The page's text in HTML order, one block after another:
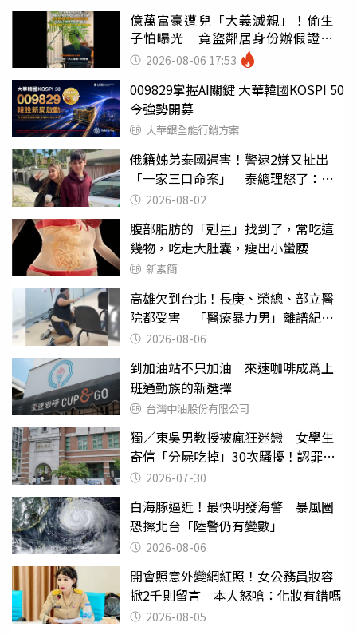
億萬富豪遭兒「大義滅親」！偷生
子怕曝光 竟盜鄰居身份辦假證落
戶 2026-08-06 17:53
009829掌握AI關鍵 大華韓國KOSPI 50
今強勢開募
大華銀全能行銷方案
俄籍姊弟泰國遇害！警逮2嫌又扯出
「一家三口命案」 泰總理怒了：依
法嚴懲
2026-08-02
腹部脂肪的「剋星」找到了，常吃這
幾物，吃走大肚囊，瘦出小蠻腰
新素簡
高雄欠到台北！長庚、榮總、部立醫
院都受害 「醫療暴力男」離譜紀錄
曝光2026-08-06
到加油站不只加油 來速咖啡成爲上
班通勤族的新選擇
台灣中油股份有限公司
獨／東吳男教授被瘋狂迷戀 女學生
寄信「分屍吃掉」30次騷擾！認罪免
關 2026-07-30
白海豚逼近！最快明發海警 暴風圈
恐擦北台「陸警仍有變數」
2026-08-06
開會照意外變網紅照！女公務員妝容
掀2千則留言 本人怒嗆：化妝有錯嗎
2026-08-05